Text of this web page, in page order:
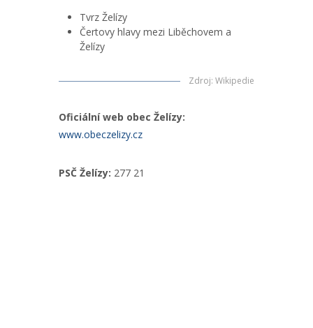
Tvrz Želízy
Čertovy hlavy mezi Liběchovem a
Želízy
Zdroj: Wikipedie
Oficiální web obec Želízy:
www.obeczelizy.cz
PSČ Želízy: 277 21